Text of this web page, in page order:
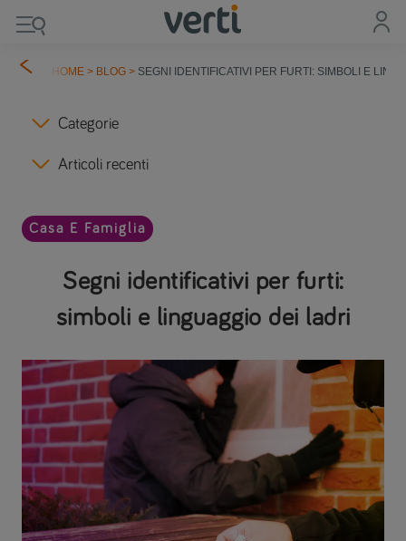
HOME > BLOG > SEGNI IDENTIFICATIVI PER FURTI: SIMBOLI E
Categorie
Articoli recenti
Segni identificativi per furti:
simboli e linguaggio dei ladri
Casa E Famiglia